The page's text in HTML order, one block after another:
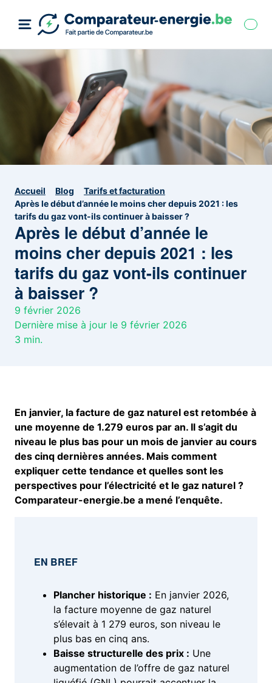
Accueil Blog
Tarifs et facturation
Après le début d’année le moins cher depuis 2021 : les
tarifs du gaz vont-ils continuer à baisser ?
Après le début d’année le
moins cher depuis 2021 : les
tarifs du gaz vont-ils continuer
à baisser ?
9 février 2026
Dernière mise à jour le 9 février 2026
3 min.
En janvier, la facture de gaz naturel est retombée à
une moyenne de 1.279 euros par an. Il s’agit du
niveau le plus bas pour un mois de janvier au cours
des cinq dernières années. Mais comment
expliquer cette tendance et quelles sont les
perspectives pour l’électricité et le gaz naturel ?
Comparateur-energie.be a mené l’enquête.
EN BREF
Plancher historique : En janvier 2026,
la facture moyenne de gaz naturel
s’élevait à 1 279 euros, son niveau le
plus bas en cinq ans.
Baisse structurelle des prix : Une
augmentation de l’offre de gaz naturel